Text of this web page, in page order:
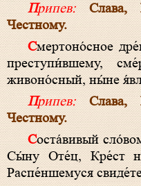
Припев:
Слава,
Честному.
Смертоно́сное дре́во во Еде́ме Ада́му, дре́вле
преступи́вшему,
живоно́сный, ны́не
Припев:
Слава,
Честному.
Соста́вивый сло́вом первозда́нное сия́ние, я́ко
Сы́ну Оте́ц, Кре́ст
Распе́ншемуся